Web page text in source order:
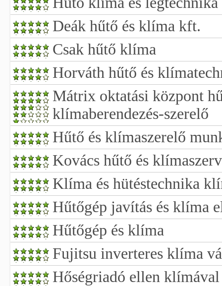
Deák hűtő és klíma kft.
Csak hűtő klíma
Horváth hűtő és
Mátrix oktatási központ
klímaberendezés-szerelő
Hűtő és klímaszerelő
Kovács hűtő és
Klíma és hütéstechnika
Hűtőgép javítás és klíma
Hűtőgép és klíma
Fujitsu inverteres klíma
Hőségriadó ellen